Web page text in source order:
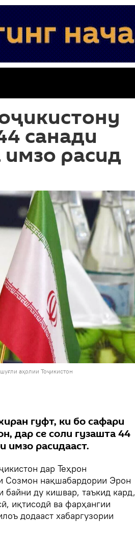
санади
расид
аҳолии Тоҷикистон
гуфт, ки бо сафари
дар се соли гузашта 44
имзо расидааст.
дар Теҳрон
Созмон нақшабардории Эрон
байни ду кишвар, таъкид кард,
иқтисодӣ ва фарҳангии
додааст хабаргузории